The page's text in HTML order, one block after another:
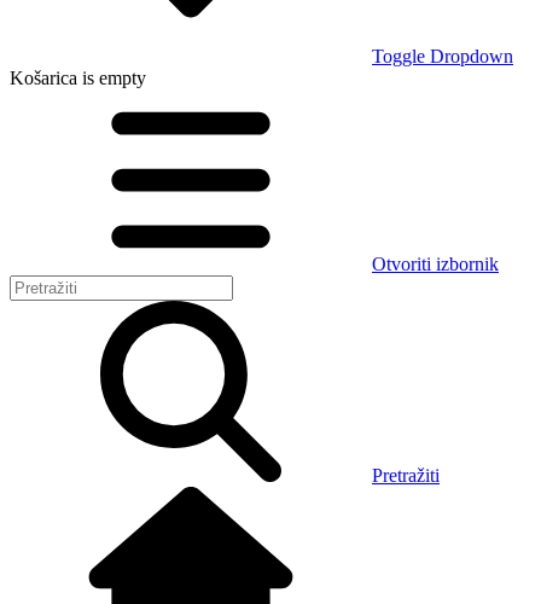
Toggle Dropdown
Košarica is empty
Otvoriti izbornik
Pretražiti